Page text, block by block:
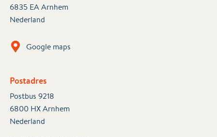
6835 EA Arnhem
Nederland
Google maps
Postadres
Postbus 9218
6800 HX Arnhem
Nederland